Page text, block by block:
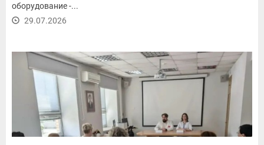
оборудование -...
29.07.2026